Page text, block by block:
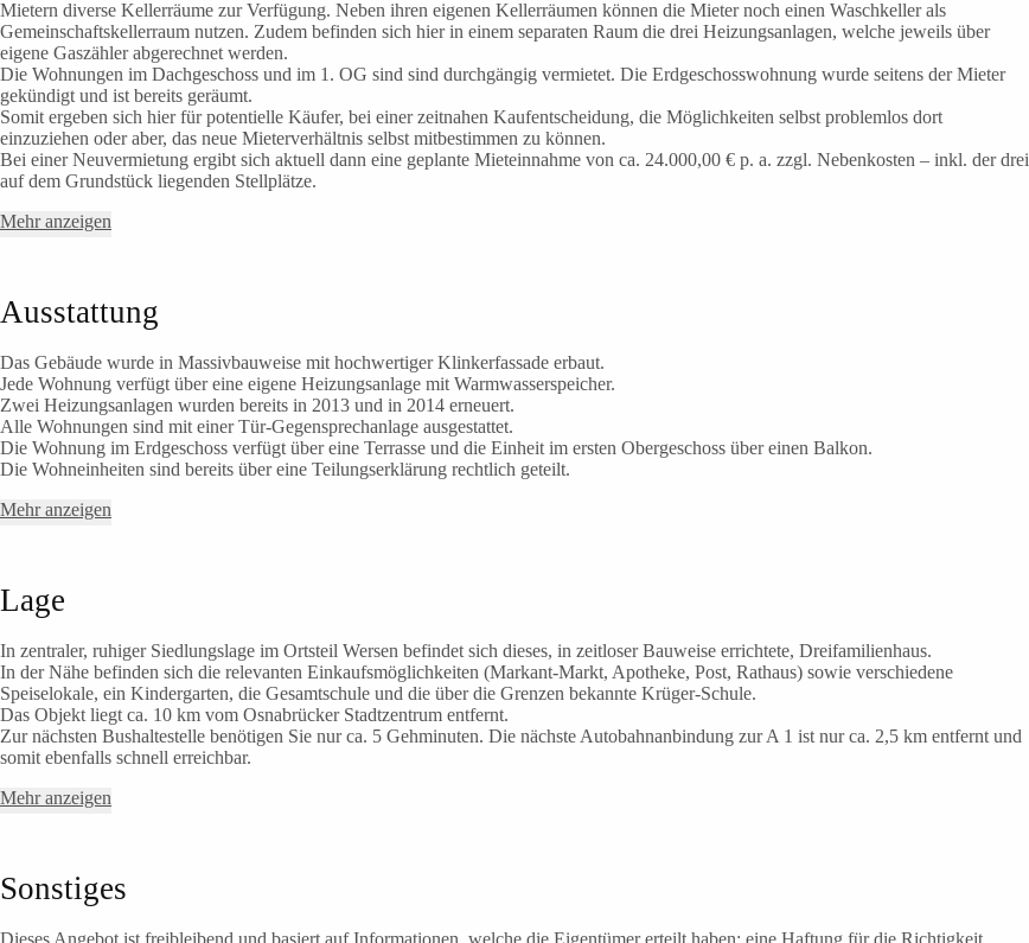
Mietern diverse Kellerräume zur Verfügung. Neben ihren eigenen Kellerräumen können die Mieter noch einen Waschkeller als
Gemeinschaftskellerraum nutzen. Zudem befinden sich hier in einem separaten Raum die drei Heizungsanlagen, welche jeweils über
eigene Gaszähler abgerechnet werden.
Die Wohnungen im Dachgeschoss und im 1. OG sind sind durchgängig vermietet. Die Erdgeschosswohnung wurde seitens der Mieter
gekündigt und ist bereits geräumt.
Somit ergeben sich hier für potentielle Käufer, bei einer zeitnahen Kaufentscheidung, die Möglichkeiten selbst problemlos dort
einzuziehen oder aber, das neue Mieterverhältnis selbst mitbestimmen zu können.
Bei einer Neuvermietung ergibt sich aktuell dann eine geplante Mieteinnahme von ca. 24.000,00 € p. a. zzgl. Nebenkosten – inkl. der drei
auf dem Grundstück liegenden Stellplätze.
Mehr anzeigen
Ausstattung
Das Gebäude wurde in Massivbauweise mit hochwertiger Klinkerfassade erbaut.
Jede Wohnung verfügt über eine eigene Heizungsanlage mit Warmwasserspeicher.
Zwei Heizungsanlagen wurden bereits in 2013 und in 2014 erneuert.
Alle Wohnungen sind mit einer Tür-Gegensprechanlage ausgestattet.
Die Wohnung im Erdgeschoss verfügt über eine Terrasse und die Einheit im ersten Obergeschoss über einen Balkon.
Die Wohneinheiten sind bereits über eine Teilungserklärung rechtlich geteilt.
Mehr anzeigen
Lage
In zentraler, ruhiger Siedlungslage im Ortsteil Wersen befindet sich dieses, in zeitloser Bauweise errichtete, Dreifamilienhaus.
In der Nähe befinden sich die relevanten Einkaufsmöglichkeiten (Markant-Markt, Apotheke, Post, Rathaus) sowie verschiedene
Speiselokale, ein Kindergarten, die Gesamtschule und die über die Grenzen bekannte Krüger-Schule.
Das Objekt liegt ca. 10 km vom Osnabrücker Stadtzentrum entfernt.
Zur nächsten Bushaltestelle benötigen Sie nur ca. 5 Gehminuten. Die nächste Autobahnanbindung zur A 1 ist nur ca. 2,5 km entfernt und
somit ebenfalls schnell erreichbar.
Mehr anzeigen
Sonstiges
Dieses Angebot ist freibleibend und basiert auf Informationen, welche die Eigentümer erteilt haben; eine Haftung für die Richtigkeit,